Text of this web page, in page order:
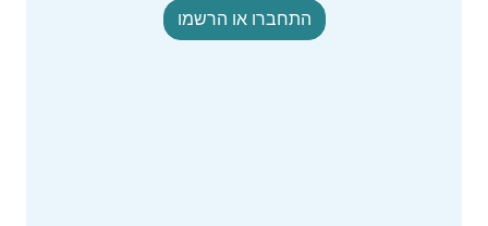
התחברו או הרשמו